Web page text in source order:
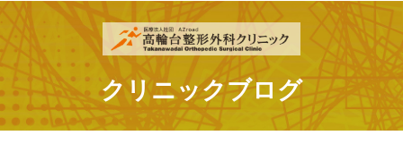
サ
イ
ド
バ
ー・
ク
リ
ニ
クリニックブログ